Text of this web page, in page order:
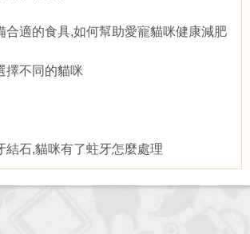
合適的食具,如何幫助愛寵貓咪健康減肥
擇不同的貓咪
結石,貓咪有了蛀牙怎麼處理